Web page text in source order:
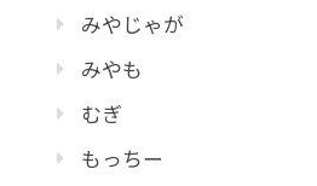
みやじゃが
みやも
むぎ
もっちー